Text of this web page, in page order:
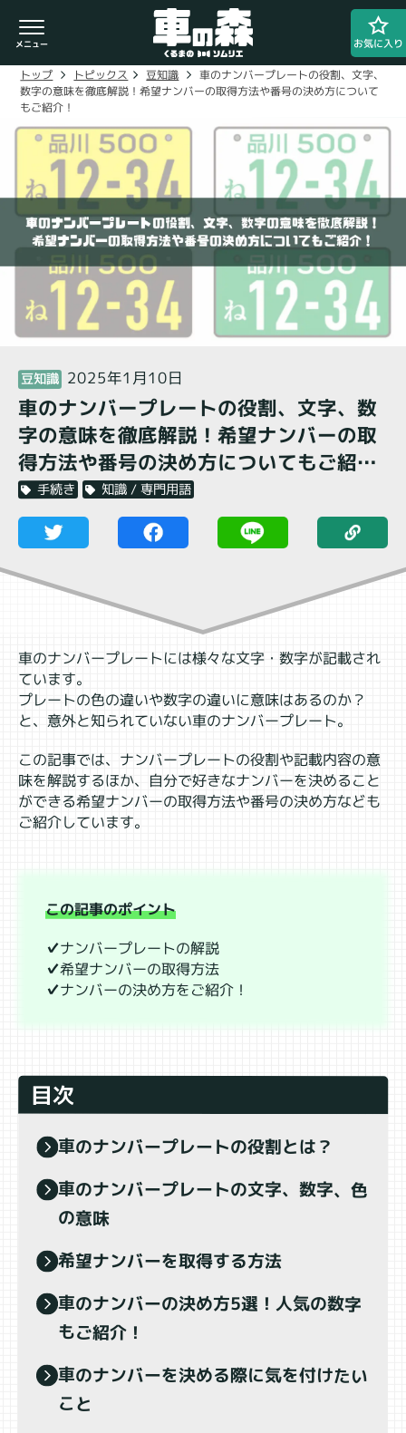
お気に入り
車検・整備のお問い合わせ
0800-080-1777
ご希望の店舗をタップしてください。
車の森
なかもず店 0800-830-3347
閉じる
トップ トピックス 豆知識 車のナンバープレートの役割、文字、
数字の意味を徹底解説！希望ナンバーの取得方法や番号の決め方について
もご紹介！
豆知識 2025年1月10日
車のナンバープレートの役割、文字、数
字の意味を徹底解説！希望ナンバーの取
得方法や番号の決め方についてもご紹
介！
手続き 知識 / 専門用語
車のナンバープレートには様々な文字・数字が記載され
ています。
プレートの色の違いや数字の違いに意味はあるのか？
と、意外と知られていない車のナンバープレート。
この記事では、ナンバープレートの役割や記載内容の意
味を解説するほか、自分で好きなナンバーを決めること
ができる希望ナンバーの取得方法や番号の決め方なども
ご紹介しています。
この記事のポイント
✔ナンバープレートの解説
✔希望ナンバーの取得方法
✔ナンバーの決め方をご紹介！
目次
車のナンバープレートの役割とは？
車のナンバープレートの文字、数字、色
の意味
希望ナンバーを取得する方法
車のナンバーの決め方5選！人気の数字
もご紹介！
車のナンバーを決める際に気を付けたい
こと